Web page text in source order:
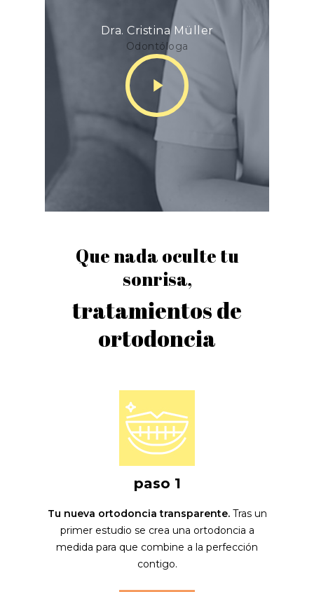
Dra. Cristina Müller
Odontóloga
Play
Video
Que nada oculte tu
sonrisa,
tratamientos de
ortodoncia
paso 1
Tu nueva ortodoncia transparente.Tras un
primer estudio se crea una ortodoncia a
medida para que combine a la perfección
contigo.